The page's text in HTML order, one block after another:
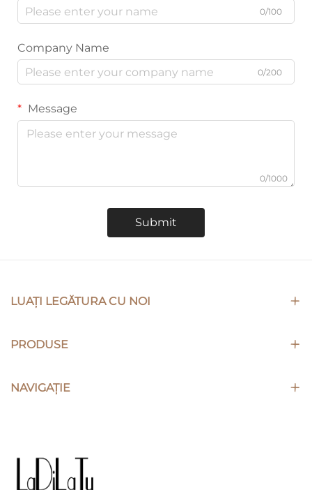
0/100
Company Name
0/200
Message
0/1000
Submit
LUAȚI LEGĂTURA CU NOI
PRODUSE
NAVIGAȚIE